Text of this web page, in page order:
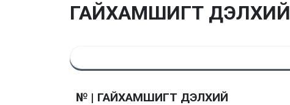
ГАЙХАМШИГТ ДЭЛХИЙ
№ | ГАЙХАМШИГТ ДЭЛХИЙ